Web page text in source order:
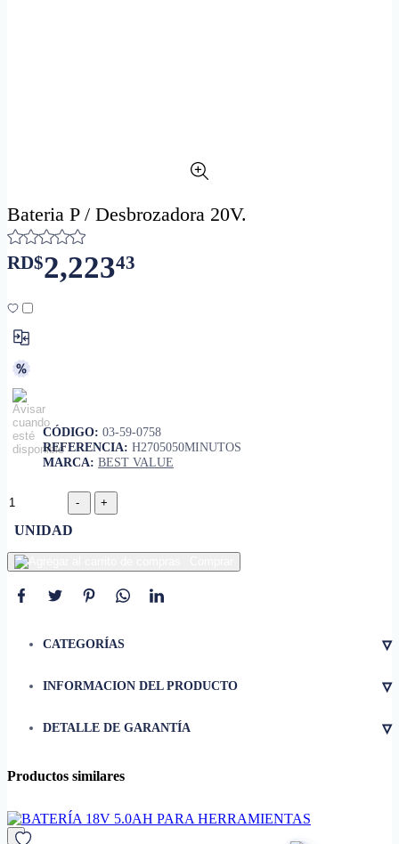
Bateria P / Desbrozadora 20V.
RD$2,22343
CÓDIGO: 03-59-0758
REFERENCIA: H2705050MINUTOS
MARCA: BEST VALUE
UNIDAD
CATEGORÍAS ▿
INFORMACION DEL PRODUCTO ▿
• Capacidad
• Características de Seguridad
• Indicador
Cuenta con un indicador LED de
DETALLE DE GARANTÍA ▿
Productos similares